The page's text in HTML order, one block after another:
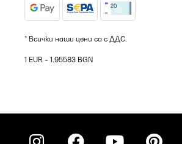
* Всички наши цени са с ДДС.
1 EUR = 1.95583 BGN